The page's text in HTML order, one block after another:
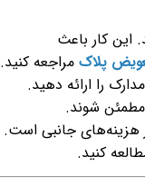
این کار باعث
پلاک مراجعه کنید.
را ارائه دهید.
مطمئن شوند.
هزینه‌های جانبی است.
کنید.